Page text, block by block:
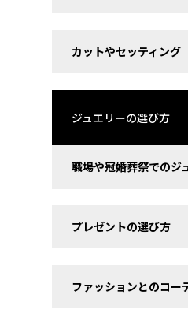
カットやセッティング
ジュエリーの選び方
職場や冠婚葬祭でのジ
プレゼントの選び方
ファッションとのコー